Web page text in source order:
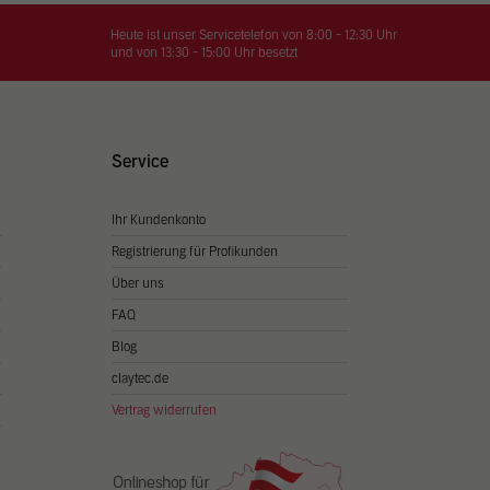
Heute ist unser Servicetelefon von 8:00 - 12:30 Uhr
und von 13:30 - 15:00 Uhr besetzt
Service
Ihr Kundenkonto
Registrierung für Profikunden
Über uns
FAQ
Blog
claytec.de
Vertrag widerrufen
Sie